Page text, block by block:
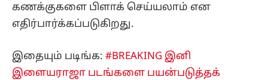
கணக்குகளை பிளாக் செய்யலாம் என
எதிர்பார்க்கப்படுகிறது.
இதையும் படிங்க: #BREAKING இனி
இளையராஜா படங்களை பயன்படுத்தக்